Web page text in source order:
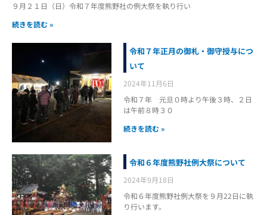
９月２１日（日）令和７年度熊野社の例大祭を執り行い
続きを読む »
令和７年正月の御札・御守授与につ
いて
2024年11月6日
令和７年 元旦０時より午後３時、２日
は午前８時３０
続きを読む »
令和６年度熊野社例大祭について
2024年9月18日
令和６年度熊野社例大祭を９月22日に執
り行います。